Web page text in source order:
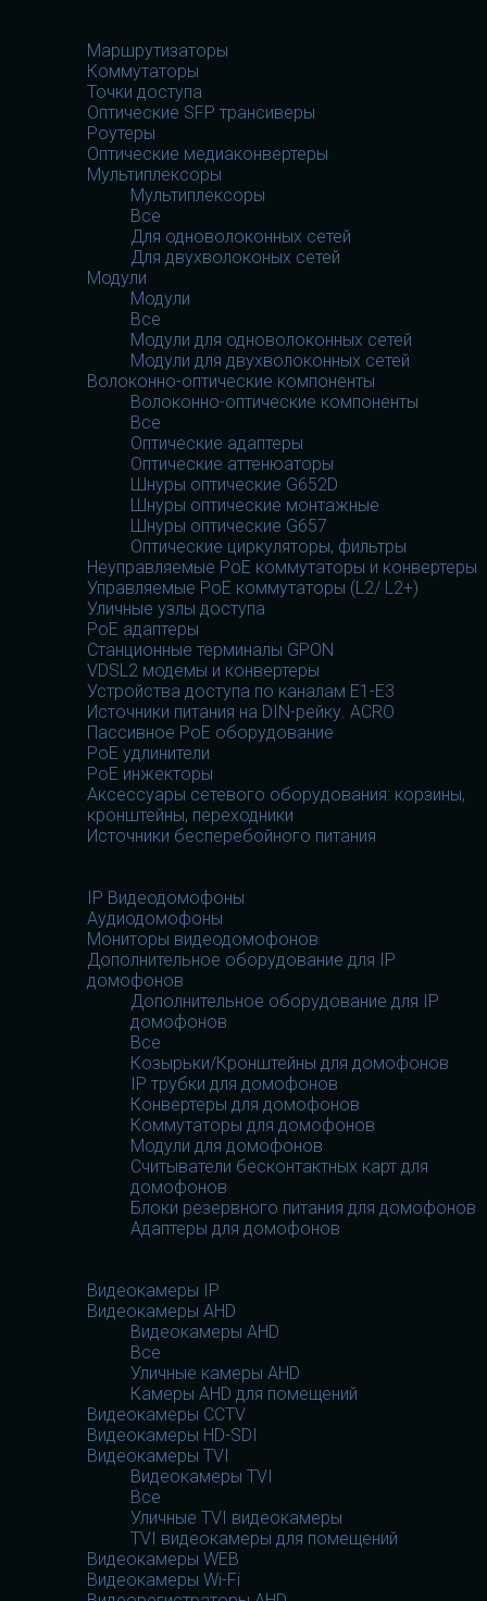
Маршрутизаторы
Коммутаторы
Точки доступа
Оптические SFP трансиверы
Роутеры
Оптические медиаконвертеры
Мультиплексоры
Мультиплексоры
Все
Для одноволоконных сетей
Для двухволоконых сетей
Модули
Модули
Все
Модули для одноволоконных сетей
Модули для двухволоконных сетей
Волоконно-оптические компоненты
Волоконно-оптические компоненты
Все
Оптические адаптеры
Оптические аттенюаторы
Шнуры оптические G652D
Шнуры оптические монтажные
Шнуры оптические G657
Оптические циркуляторы, фильтры
Неуправляемые PoE коммутаторы и конвертеры
Управляемые PoE коммутаторы (L2/ L2+)
Уличные узлы доступа
PoE адаптеры
Станционные терминалы GPON
VDSL2 модемы и конвертеры
Устройства доступа по каналам E1-E3
Источники питания на DIN-рейку. ACRO
Пассивное PoE оборудование
PoE удлинители
PoE инжекторы
Аксессуары сетевого оборудования: корзины,
кронштейны, переходники
Источники бесперебойного питания
IP Видеодомофоны
Аудиодомофоны
Мониторы видеодомофонов
Дополнительное оборудование для IP
домофонов
Дополнительное оборудование для IP
домофонов
Все
Козырьки/Кронштейны для домофонов
IP трубки для домофонов
Конвертеры для домофонов
Коммутаторы для домофонов
Модули для домофонов
Считыватели бесконтактных карт для
домофонов
Блоки резервного питания для домофонов
Адаптеры для домофонов
Видеокамеры IP
Видеокамеры AHD
Видеокамеры AHD
Все
Уличные камеры AHD
Камеры AHD для помещений
Видеокамеры CCTV
Видеокамеры HD-SDI
Видеокамеры TVI
Видеокамеры TVI
Все
Уличные TVI видеокамеры
TVI видеокамеры для помещений
Видеокамеры WEB
Видеокамеры Wi-Fi